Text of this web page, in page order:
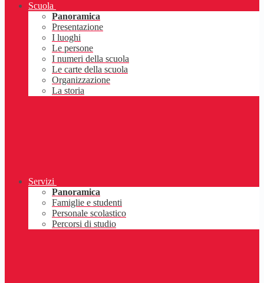
Scuola
Panoramica
Presentazione
I luoghi
Le persone
I numeri della scuola
Le carte della scuola
Organizzazione
La storia
Servizi
Panoramica
Famiglie e studenti
Personale scolastico
Percorsi di studio